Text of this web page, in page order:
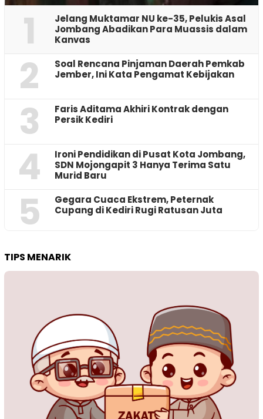
1
Jelang Muktamar NU ke-35, Pelukis Asal
Jombang Abadikan Para Muassis dalam
Kanvas
2
‎Soal Rencana Pinjaman Daerah Pemkab
Jember, Ini Kata Pengamat Kebijakan ‎
3
Faris Aditama Akhiri Kontrak dengan
Persik Kediri
4
Ironi Pendidikan di Pusat Kota Jombang,
SDN Mojongapit 3 Hanya Terima Satu
Murid Baru
5
‎Gegara Cuaca Ekstrem, Peternak
Cupang di Kediri Rugi Ratusan Juta
TIPS MENARIK